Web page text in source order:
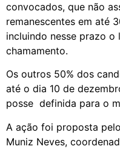
convocados, que não
remanescentes em até
incluindo nesse prazo
chamamento.
Os outros 50% dos
até o dia 10 de
posse definida para o
A ação foi proposta
Muniz Neves,